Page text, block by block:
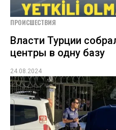
ПРОИСШЕСТВИЯ
Власти Турции
центры в одну базу
24.08.2024